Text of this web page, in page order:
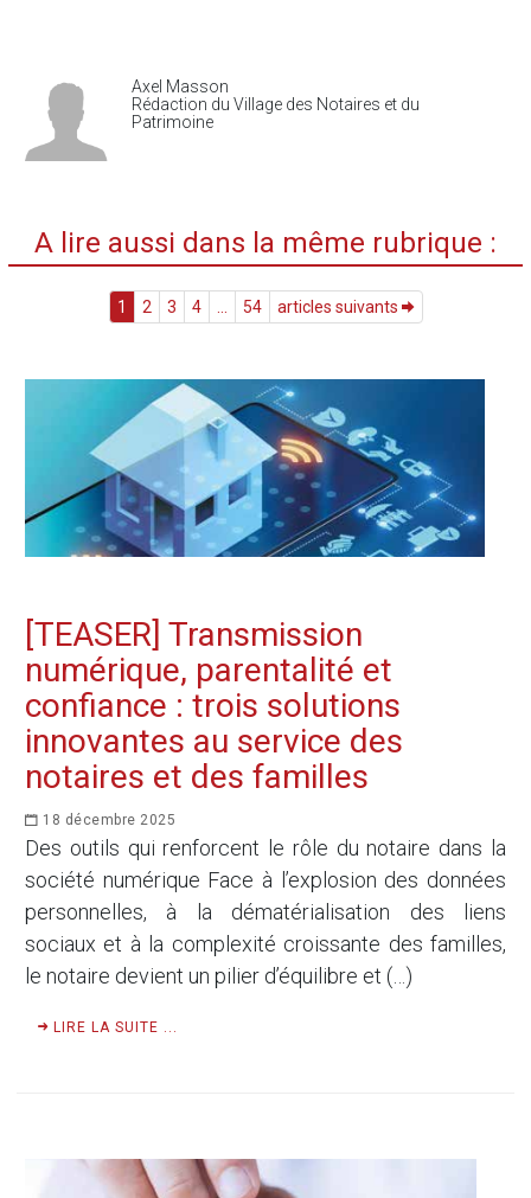
Axel Masson
Rédaction du Village des Notaires et du
Patrimoine
A lire aussi dans la même rubrique :
1 2 3 4 54 articles suivants
[TEASER] Transmission
numérique, parentalité et
confiance : trois solutions
innovantes au service des
notaires et des familles
18 décembre 2025
Des outils qui renforcent le rôle du notaire dans la
société numérique Face à l’explosion des données
personnelles, à la dématérialisation des liens
sociaux et à la complexité croissante des familles,
le notaire devient un pilier d’équilibre et (…)
LIRE LA SUITE ...